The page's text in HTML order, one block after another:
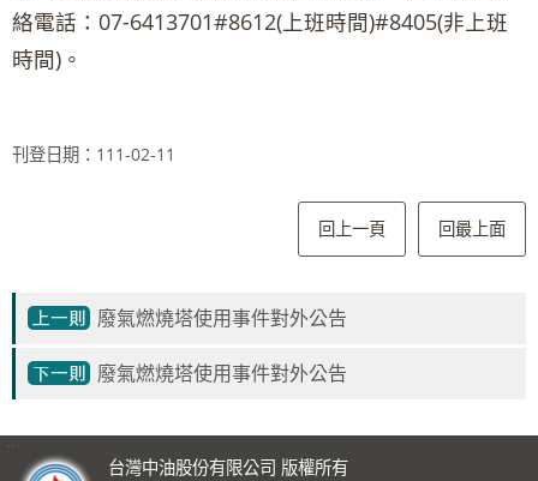
絡電話：07-6413701#8612(上班時間)#8405(非上班
時間)。
刊登日期：111-02-11
回上一頁 回最上面
廢氣燃燒塔使用事件對外公告
廢氣燃燒塔使用事件對外公告
台灣中油股份有限公司 版權所有